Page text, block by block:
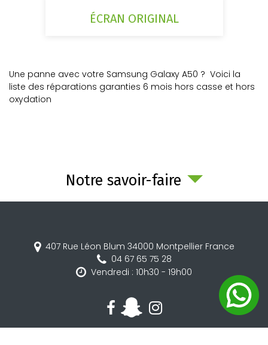
ÉCRAN ORIGINAL
Une panne avec votre Samsung Galaxy A50 ? Voici la
liste des réparations garanties 6 mois hors casse et hors
oxydation
Notre savoir-faire
407 Rue Léon Blum 34000 Montpellier France
04 67 65 75 28
Vendredi : 10h30 - 19h00